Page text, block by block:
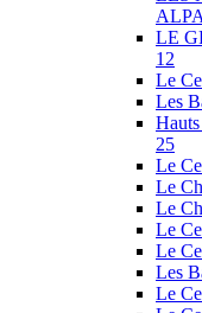
LE
12
Le
Les
25
Le
Le
Le
Le
Le
Les
Le